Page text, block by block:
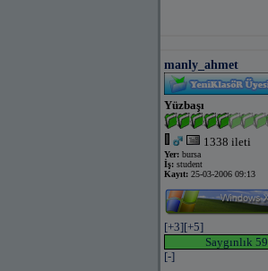
manly_ahmet
Yüzbaşı
1338 ileti
Yer: bursa
İş: student
Kayıt: 25-03-2006 09:13
[+3][+5]
Saygınlık 59
[-]